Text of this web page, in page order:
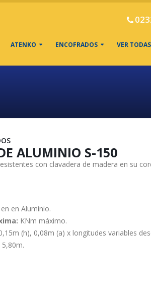
ATENKO ENCOFRADOS VER
ALUMINIO S-150
con clavadera de madera en su
en Aluminio.
KNm máximo.
(h), 0,08m (a) x longitudes variables